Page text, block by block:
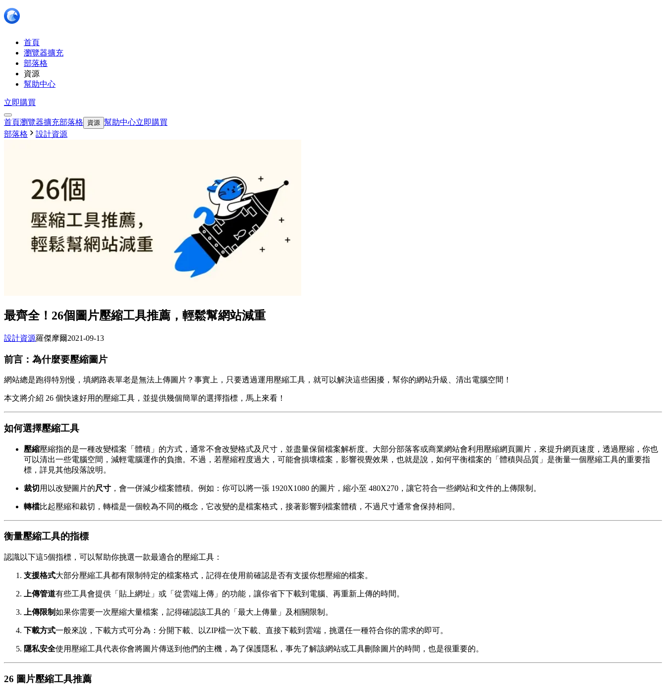
首頁
瀏覽器擴充
部落格
資源
幫助中心
立即購買
首頁瀏覽器擴充部落格 資源 幫助中心立即購買
部落格
設計資源
最齊全！26個圖片壓縮工具推薦，輕鬆幫網站減重
設計資源羅傑摩爾2021-09-13
前言：為什麼要壓縮圖片
網站總是跑得特別慢，填網路表單老是無法上傳圖片？事實上，只要透過運用壓縮工具，就可以解決這些困擾，幫你的網站升級、清出電腦空間！
本文將介紹 26 個快速好用的壓縮工具，並提供幾個簡單的選擇指標，馬上來看！
如何選擇壓縮工具
壓縮壓縮指的是一種改變檔案「體積」的方式，通常不會改變格式及尺寸，並盡量保留檔案解析度。大部分部落客或商業網站會利用壓縮網頁圖片，來提升網頁速度，透過壓縮，你也
可以清出一些電腦空間，減輕電腦運作的負擔。不過，若壓縮程度過大，可能會損壞檔案，影響視覺效果，也就是說，如何平衡檔案的「體積與品質」是衡量一個壓縮工具的重要指
標，詳見其他段落說明。
裁切 用以改變圖片的尺寸 ，會一併減少檔案體積。例如：你可以將一張 1920X1080 的圖片，縮小至 480X270，讓它符合一些網站和文件的上傳限制。
轉檔比起壓縮和裁切，轉檔是一個較為不同的概念，它改變的是檔案格式，接著影響到檔案體積，不過尺寸通常會保持相同。
衡量壓縮工具的指標
認識以下這5個指標，可以幫助你挑選一款最適合的壓縮工具：
支援格式大部分壓縮工具都有限制特定的檔案格式，記得在使用前確認是否有支援你想壓縮的檔案。
上傳管道有些工具會提供「貼上網址」或「從雲端上傳」的功能，讓你省下下載到電腦、再重新上傳的時間。
上傳限制如果你需要一次壓縮大量檔案，記得確認該工具的「最大上傳量」及相關限制。
下載方式一般來說，下載方式可分為：分開下載、以ZIP檔一次下載、直接下載到雲端，挑選任一種符合你的需求的即可。
隱私安全使用壓縮工具代表你會將圖片傳送到他們的主機，為了保護隱私，事先了解該網站或工具刪除圖片的時間，也是很重要的。
26 圖片壓縮工具推薦